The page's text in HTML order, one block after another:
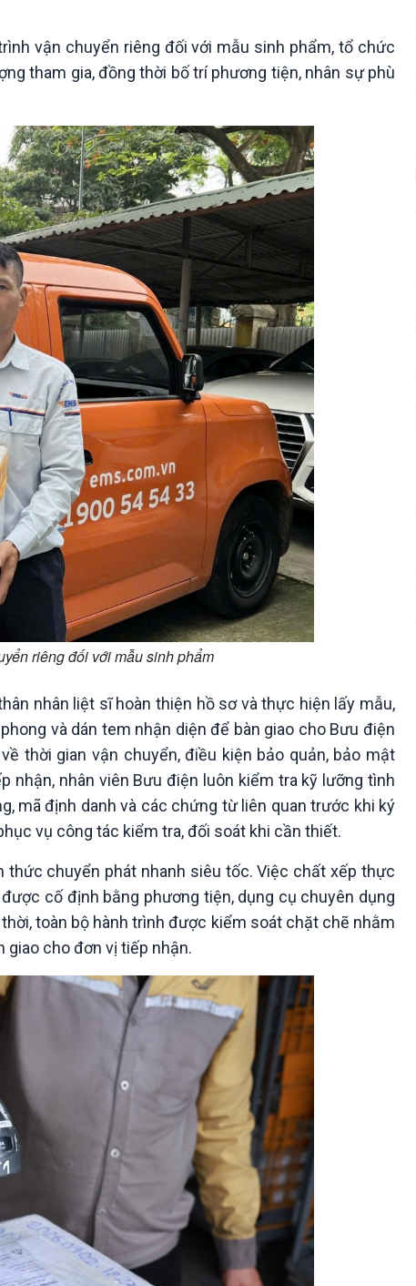
nổi tiếng
E-Magazine
vận chuyển riêng đối với mẫu sinh phẩm, tổ chức
tham gia, đồng thời bố trí phương tiện, nhân sự phù
riêng đối với mẫu sinh phẩm
nhân liệt sĩ hoàn thiện hồ sơ và thực hiện lấy mẫu,
và dán tem nhận diện để bàn giao cho Bưu điện
thời gian vận chuyển, điều kiện bảo quản, bảo mật
nhận, nhân viên Bưu điện luôn kiểm tra kỹ lưỡng tình
mã định danh và các chứng từ liên quan trước khi ký
vụ công tác kiểm tra, đối soát khi cần thiết.
chuyển phát nhanh siêu tốc. Việc chất xếp thực
cố định bằng phương tiện, dụng cụ chuyên dụng
toàn bộ hành trình được kiểm soát chặt chẽ nhằm
cho đơn vị tiếp nhận.